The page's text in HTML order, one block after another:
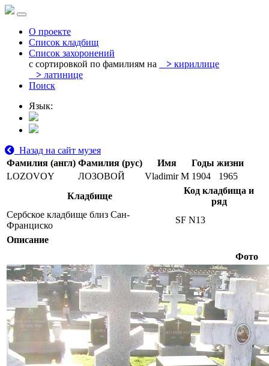
О проекте
Список кладбищ
Список захоронений
с сортировкой по фамилиям на
> кириллице
> латинице
Поиск
Язык:
Назад на сайт музея
Фамилия (англ) Фамилия (рус) Имя
Годы жизни
LOZOVOY
ЛОЗОВОЙ Vladimir M 1904
1965
Кладбище
Код кладбища и
ряд
Сербское кладбище близ Сан-
Франциско
SF N13
Описание
Фото